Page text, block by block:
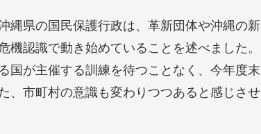
縄県の国民保護行政は、革新団体や沖縄の新
認識で動き始めていることを述べました。
国が主催する訓練を待つことなく、今年度末
、市町村の意識も変わりつつあると感じさせ